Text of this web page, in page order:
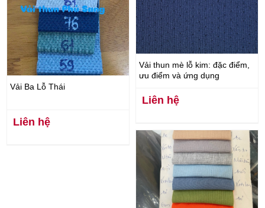
Vải Ba Lỗ Thái
Liên hệ
Vải thun mè lỗ kim: đặc điểm,
ưu điểm và ứng dụng
Liên hệ